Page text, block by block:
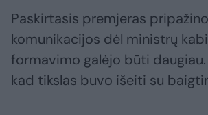
Paskirtasis premjeras
komunikacijos dėl ministrų
formavimo galėjo būti daugiau.
kad tikslas buvo išeiti su